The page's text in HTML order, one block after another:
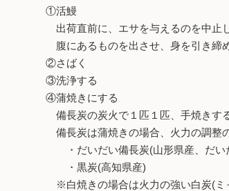
①活鰻
出荷直前に、エサを与えるのを中止
腹にあるものを出させ、身を引き締
②さばく
③洗浄する
④蒲焼きにする
備長炭の炭火で１匹１匹、手焼きする
備長炭は蒲焼きの場合、火力の調整
・だいだい備長炭(山形県産、だい
・黒炭(高知県産)
※白焼きの場合は火力の強い白炭(ミ